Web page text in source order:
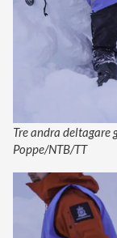
Tre andra deltagare
Poppe/NTB/TT